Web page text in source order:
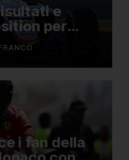
e
per
ottavo
i fan della